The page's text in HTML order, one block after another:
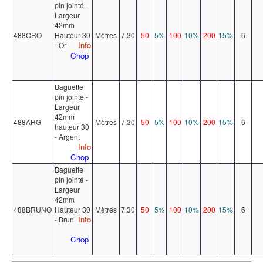
488ORO
pin jointé -
Largeur
42mm
Hauteur 30
- Or
Info
Chop
Mètres 7,30 50 5% 100 10% 200 15% 6
488ARG
Baguette
pin jointé -
Largeur
42mm
hauteur 30
- Argent
Info
Chop
Mètres 7,30 50 5% 100 10% 200 15% 6
488BRUNO
Baguette
pin jointé -
Largeur
42mm
Hauteur 30
- Brun Info
Chop
Mètres 7,30 50 5% 100 10% 200 15% 6